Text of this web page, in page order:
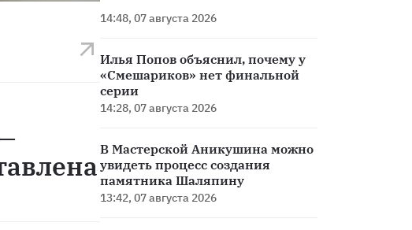
14:48, 07 августа 2026
Илья Попов объяснил, почему у
«Смешариков» нет финальной
серии
14:28, 07 августа 2026
В Мастерской Аникушина можно
увидеть процесс создания
памятника Шаляпину
13:42, 07 августа 2026